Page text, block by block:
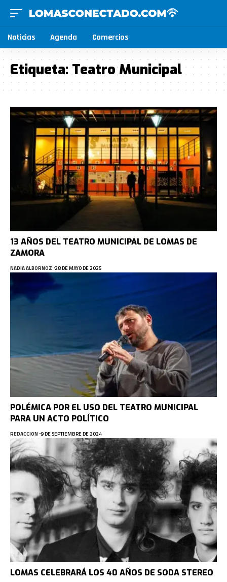
Noticias Agenda Comercios
Etiqueta:Teatro Municipal
13 AÑOS DEL TEATRO MUNICIPAL DE LOMAS DE
ZAMORA
NADIA ALBORNOZ 28 DE MAYO DE 2025
POLÉMICA POR EL USO DEL TEATRO MUNICIPAL
PARA UN ACTO POLÍTICO
REDACCION 9 DE SEPTIEMBRE DE 2024
LOMAS CELEBRARÁ LOS 40 AÑOS DE SODA STEREO